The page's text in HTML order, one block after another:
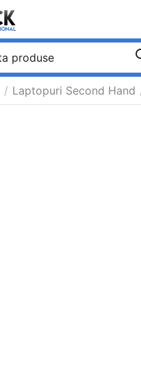
/ Laptopuri Second Hand